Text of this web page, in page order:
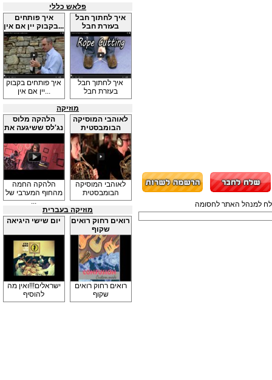
פלאש כללי
איך פותחים
בקבוק יין אם אין...
איך פותחים בקבוק
יין אם אין...
איך לחתוך חבל
בעזרת חבל
איך לחתוך חבל
בעזרת חבל
מוזיקה
הלהקה מלוס
נג'לס ששיגעה את
...
הלהקה החמה
מהחוף המערבי של
...
לאוהבי המוסיקה
הבומבסטית
לאוהבי המוסיקה
הבומבסטית
מוזיקה בעברית
יום שישי היגיאה
ישראלים!!!ואין מה
להוסיף
רואים רחוק רואים
שקוף
רואים רחוק רואים
שקוף
למנהל האתר לחסומה